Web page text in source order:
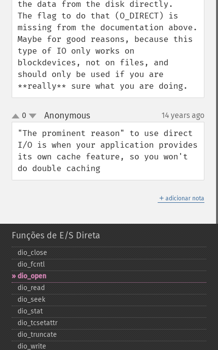
the data from the disk directly.
The flag to do that (O_DIRECT) is
missing from the documentation above.
Maybe for good reasons, because this
type of IO only works on
blockdevices, not on files, and
should only be used if you are
**really** sure what you are doing.
up
down
0 Anonymous¶ 14 years ago
"The prominent reason" to use direct
I/O is when your application provides
its own cache feature, so you won't
do double caching
＋ adicionar nota
Funções de E/S Direta
dio_​close
dio_​fcntl
dio_​open
dio_​read
dio_​seek
dio_​stat
dio_​tcsetattr
dio_​truncate
dio_​write